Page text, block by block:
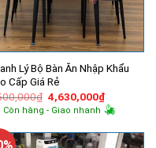
Lý Bộ Bàn Ăn Nhập Khẩu
Cấp Giá Rẻ
₫ Giá
gốc
là:
4,630,000₫Giá
hiện
tại
Còn hàng - Giao nhanh